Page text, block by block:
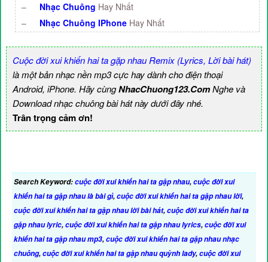
–
Nhạc Chuông Hay Nhất
–
Nhạc Chuông IPhone Hay Nhất
Cuộc đời xui khiến hai ta gặp nhau Remix (Lyrics, Lời bài hát)
là một bản nhạc nền mp3 cực hay dành cho điện thoại
Android, iPhone. Hãy cùngNhacChuong123.ComNghe và
Download nhạc chuông bài hát này dưới đây nhé.
Trân trọng cảm ơn!
Search Keyword:cuộc đời xui khiến hai ta gặp nhau,cuộc đời xui
khiến hai ta gặp nhau là bài gì,cuộc đời xui khiến hai ta gặp nhau lời,
cuộc đời xui khiến hai ta gặp nhau lời bài hát,cuộc đời xui khiến hai ta
gặp nhau lyric,cuộc đời xui khiến hai ta gặp nhau lyrics,cuộc đời xui
khiến hai ta gặp nhau mp3,cuộc đời xui khiến hai ta gặp nhau nhạc
chuông,cuộc đời xui khiến hai ta gặp nhau quỳnh lady,cuộc đời xui